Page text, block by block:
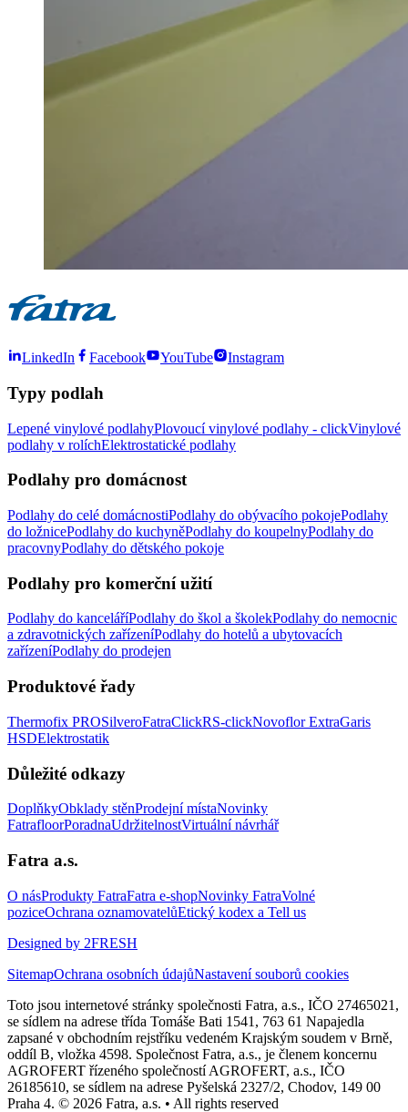
LinkedIn Facebook YouTube Instagram
Typy podlah
Lepené vinylové podlahyPlovoucí vinylové podlahy - clickVinylové
podlahy v rolíchElektrostatické podlahy
Podlahy pro domácnost
Podlahy do celé domácnostiPodlahy do obývacího pokojePodlahy
do ložnicePodlahy do kuchyněPodlahy do koupelnyPodlahy do
pracovnyPodlahy do dětského pokoje
Podlahy pro komerční užití
Podlahy do kanceláříPodlahy do škol a školekPodlahy do nemocnic
a zdravotnických zařízeníPodlahy do hotelů a ubytovacích
zařízeníPodlahy do prodejen
Produktové řady
Thermofix PROSilveroFatraClickRS-clickNovoflor ExtraGaris
HSDElektrostatik
Důležité odkazy
DoplňkyObklady stěnProdejní místaNovinky
FatrafloorPoradnaUdržitelnostVirtuální návrhář
Fatra a.s.
O násProdukty FatraFatra e-shopNovinky FatraVolné
poziceOchrana oznamovatelůEtický kodex a Tell us
Designed by 2FRESH
SitemapOchrana osobních údajůNastavení souborů cookies
Toto jsou internetové stránky společnosti Fatra, a.s., IČO 27465021,
se sídlem na adrese třída Tomáše Bati 1541, 763 61 Napajedla
zapsané v obchodním rejstříku vedeném Krajským soudem v Brně,
oddíl B, vložka 4598. Společnost Fatra, a.s., je členem koncernu
AGROFERT řízeného společností AGROFERT, a.s., IČO
26185610, se sídlem na adrese Pyšelská 2327/2, Chodov, 149 00
Praha 4. © 2026 Fatra, a.s. • All rights reserved